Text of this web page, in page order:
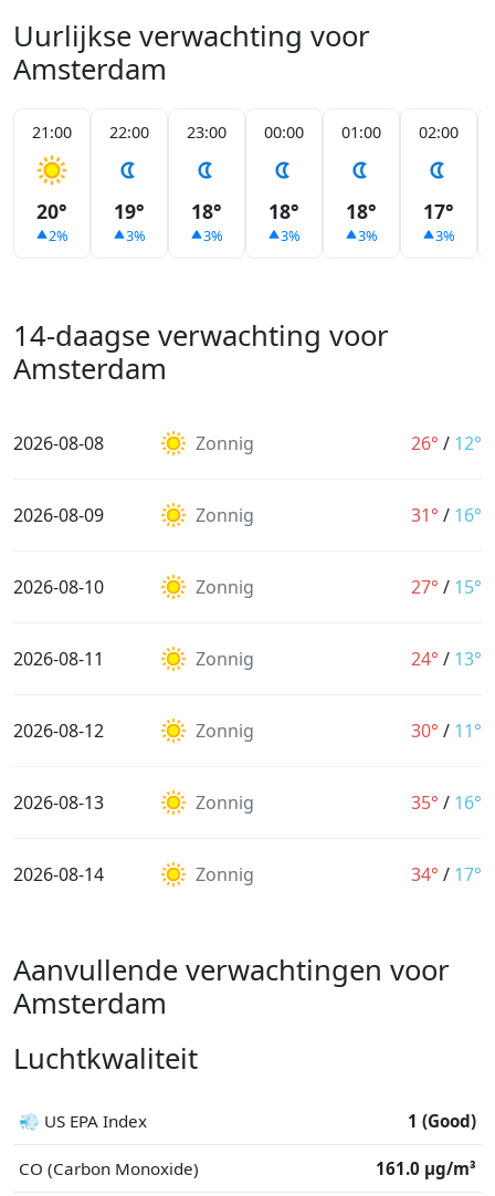
Uurlijkse verwachting voor
Amsterdam
21:00
20°
2%
22:00
19°
3%
23:00
18°
3%
00:00
18°
3%
01:00
18°
3%
02:00
17°
3%
14-daagse verwachting voor
Amsterdam
2026-08-08 Zonnig 26° / 12°
2026-08-09 Zonnig 31° / 16°
2026-08-10 Zonnig 27° / 15°
2026-08-11 Zonnig 24° / 13°
2026-08-12 Zonnig 30° / 11°
2026-08-13 Zonnig 35° / 16°
2026-08-14 Zonnig 34° / 17°
Aanvullende verwachtingen voor
Amsterdam
Luchtkwaliteit
💨 US EPA Index 1 (Good)
CO (Carbon Monoxide) 161.0 μg/m³